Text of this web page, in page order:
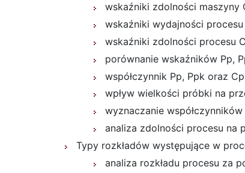
wskaźniki zdolności maszyny
wskaźniki wydajności
wskaźniki zdolności procesu
porównanie wskaźników Pp,
współczynnik Pp, Ppk oraz
wpływ wielkości próbki na
wyznaczanie
analiza zdolności procesu na
Typy rozkładów występujące w
analiza rozkładu procesu za